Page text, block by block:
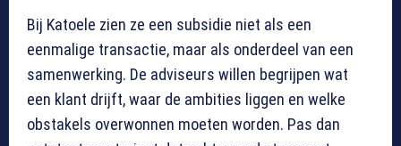
Bij Katoele zien ze een subsidie niet als een
eenmalige transactie, maar als onderdeel van een
samenwerking. De adviseurs willen begrijpen wat
een klant drijft, waar de ambities liggen en welke
obstakels overwonnen moeten worden. Pas dan